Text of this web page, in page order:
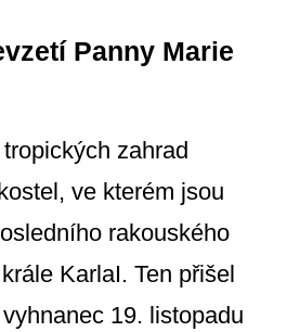
Panny Marie
zahrad
ve kterém jsou
rakouského
KarlaI. Ten přišel
19. listopadu